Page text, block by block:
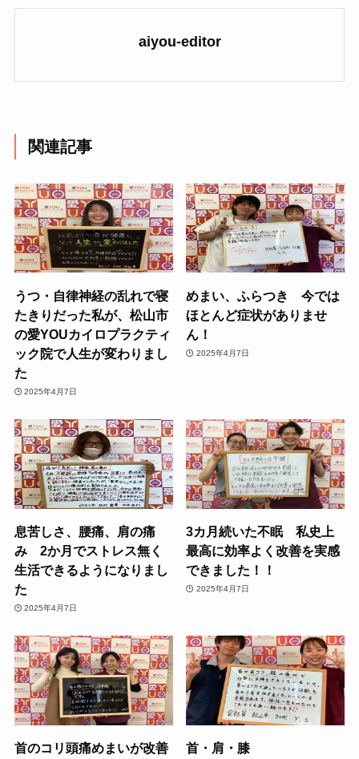
aiyou-editor
関連記事
うつ・自律神経の乱れで寝
たきりだった私が、松山市
の愛YOUカイロプラクティ
ック院で人生が変わりまし
た
2025年4月7日
めまい、ふらつき 今では
ほとんど症状がありませ
ん！
2025年4月7日
息苦しさ、腰痛、肩の痛
み 2か月でストレス無く
生活できるようになりまし
た
2025年4月7日
3カ月続いた不眠 私史上
最高に効率よく改善を実感
できました！！
2025年4月7日
首のコリ頭痛めまいが改善
首・肩・膝